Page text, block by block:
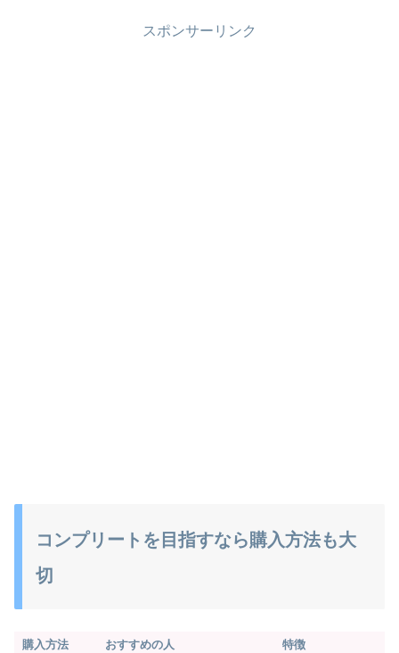
スポンサーリンク
コンプリートを目指すなら購入方法も大
切
購入方法 おすすめの人
特徴